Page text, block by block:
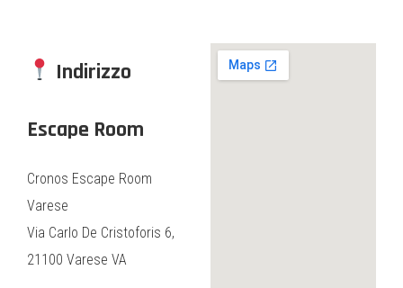
Indirizzo
Escape Room
Cronos Escape Room
Varese
Via Carlo De Cristoforis 6,
21100 Varese VA